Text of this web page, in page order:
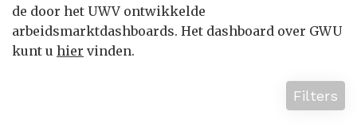
de door het UWV ontwikkelde
arbeidsmarktdashboards. Het dashboard over GWU
kunt u hier vinden.
Filters